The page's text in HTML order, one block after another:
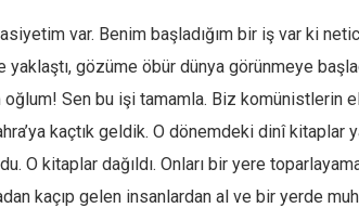
var. Benim başladığım bir iş var ki
yaklaştı, gözüme öbür dünya görünmeye
Sen bu işi tamamla. Biz komünistlerin
kaçtık geldik. O dönemdeki dinî kitaplar
O kitaplar dağıldı. Onları bir yere
kaçıp gelen insanlardan al ve bir yerde